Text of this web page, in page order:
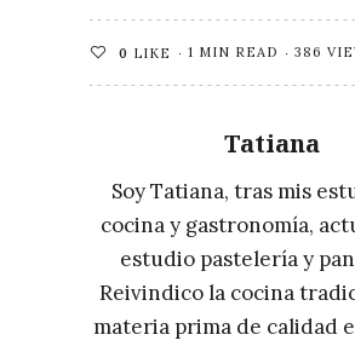
0 LIKE 1 MIN READ 386
Tatiana
Soy Tatiana, tras mis
cocina y gastronomía,
estudio pastelería y
Reivindico la cocina
materia prima de calidad